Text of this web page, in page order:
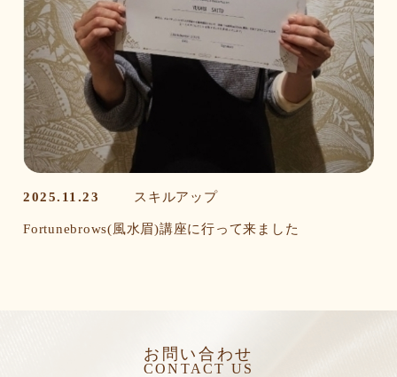
2025.11.23 スキルアップ
Fortunebrows(風水眉)講座に行って来ました
お問い合わせ
CONTACT US